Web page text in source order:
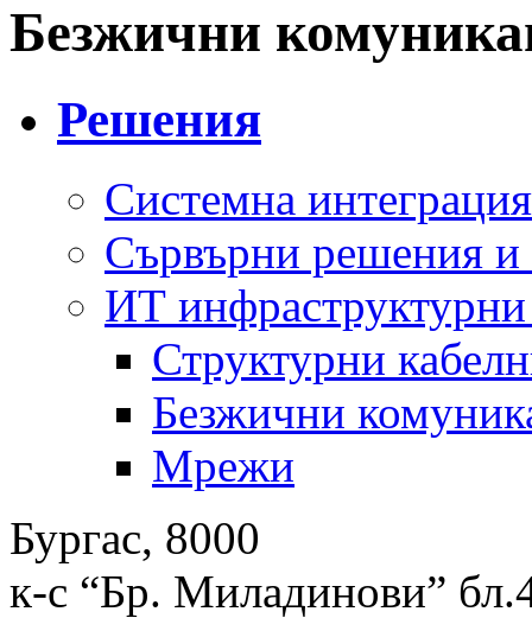
Безжични
Решения
Системна интеграция
Сървърни решения и
ИТ
Структурни
Безжични
Мрежи
Бургас, 8000
к-с “Бр. Миладинови”